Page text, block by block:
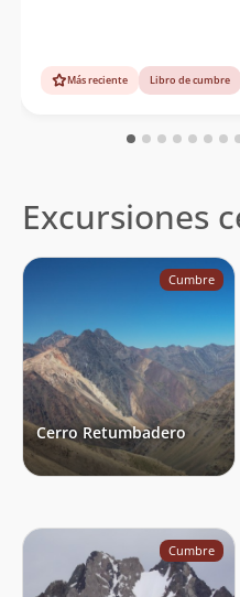
Más reciente Libro de cumbre
Excursiones
Cumbre
Cerro Retumbadero
Cumbre